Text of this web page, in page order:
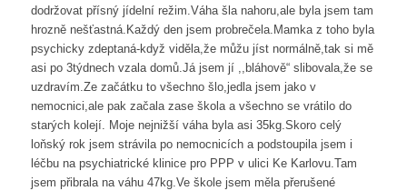
dodržovat přísný jídelní režim.Váha šla nahoru,ale byla jsem tam
hrozně nešťastná.Každý den jsem probrečela.Mamka z toho byla
psychicky zdeptaná-když viděla,že můžu jíst normálně,tak si mě
asi po 3týdnech vzala domů.Já jsem jí ,,bláhově“ slibovala,že se
uzdravím.Ze začátku to všechno šlo,jedla jsem jako v
nemocnici,ale pak začala zase škola a všechno se vrátilo do
starých kolejí. Moje nejnižší váha byla asi 35kg.Skoro celý
loňský rok jsem strávila po nemocnicích a podstoupila jsem i
léčbu na psychiatrické klinice pro PPP v ulici Ke Karlovu.Tam
jsem přibrala na váhu 47kg.Ve škole jsem měla přerušené